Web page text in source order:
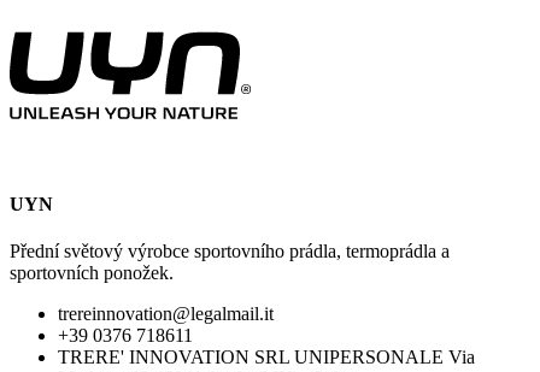
UYN
Přední světový výrobce sportovního prádla, termoprádla a
sportovních ponožek.
trereinnovation@legalmail.it
+39 0376 718611
TRERE' INNOVATION SRL UNIPERSONALE Via